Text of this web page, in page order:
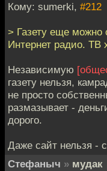
Кому: sumerki, #212
> Газету еще можно
Интернет радио. ТВ
Независимую
газету нельзя,
не просто
размазывает -
дорого.
Даже сайт нельзя -
Стефаныч » мудак